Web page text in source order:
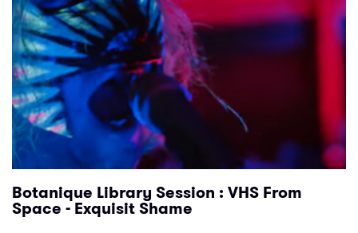
Botanique Library Session : VHS From
Space - Exquisit Shame